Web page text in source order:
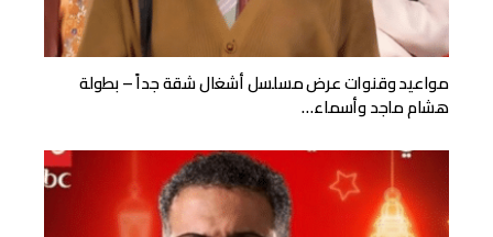
مواعيد وقنوات عرض مسلسل أشغال شقة جداً – بطولة
هشام ماجد وأسماء…